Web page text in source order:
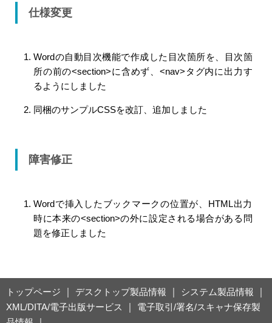
仕様変更
Wordの自動目次機能で作成した目次箇所を、目次箇
所の前の<section>に含めず、<nav>タグ内に出力す
るようにしました
同梱のサンプルCSSを改訂、追加しました
障害修正
Wordで挿入したブックマークの位置が、HTML出力
時に本来の<section>の外に設定される場合がある問
題を修正しました
トップページ デスクトップ製品情報 システム製品情報
XML/DITA/電子出版サービス
電子取引/署名/スキャナ保存製